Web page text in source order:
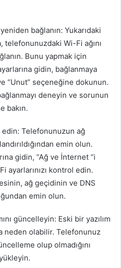
bağlanın: Yukarıdaki
telefonunuzdaki Wi-Fi ağını
Bunu yapmak için
gidin, bağlanmaya
“Unut” seçeneğine dokunun.
deneyin ve sorunun
bakın.
edin: Telefonunuzun ağ
emin olun.
gidin, “Ağ ve İnternet “i
ayarlarınızı kontrol edin.
ağ geçidinin ve DNS
emin olun.
güncelleyin: Eski bir yazılım
neden olabilir. Telefonunuz
olup olmadığını